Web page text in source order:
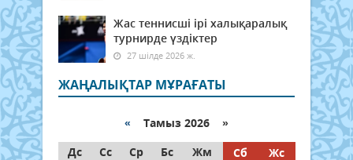
Жас теннисші ірі халықаралық
турнирде үздіктер
27 шілде 2026 ж.
ЖАҢАЛЫҚТАР МҰРАҒАТЫ
« Тамыз 2026 »
Дс
Сс Ср Бс Жм Сб
Жс